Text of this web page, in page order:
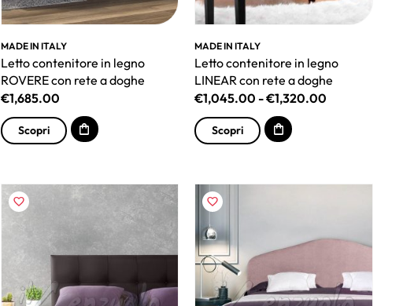
MADE IN ITALY
Letto contenitore in legno
ROVERE con rete a doghe
€1,685.00
Scopri
MADE IN ITALY
Letto contenitore in legno
LINEAR con rete a doghe
€1,045.00 -€1,320.00
Scopri